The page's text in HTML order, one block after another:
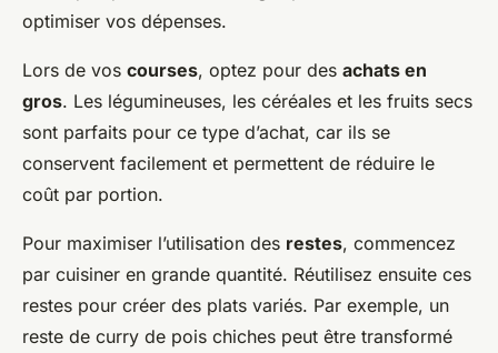
optimiser vos dépenses.
Lors de vos courses, optez pour des achats en
gros. Les légumineuses, les céréales et les fruits secs
sont parfaits pour ce type d’achat, car ils se
conservent facilement et permettent de réduire le
coût par portion.
Pour maximiser l’utilisation des restes, commencez
par cuisiner en grande quantité. Réutilisez ensuite ces
restes pour créer des plats variés. Par exemple, un
reste de curry de pois chiches peut être transformé